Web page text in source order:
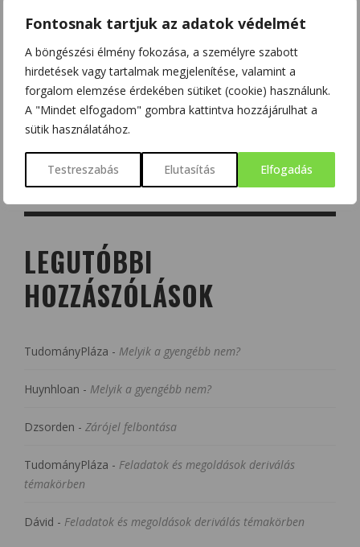
Fontosnak tartjuk az adatok védelmét
A böngészési élmény fokozása, a személyre szabott
hirdetések vagy tartalmak megjelenítése, valamint a
forgalom elemzése érdekében sütiket (cookie) használunk.
A "Mindet elfogadom" gombra kattintva hozzájárulhat a
sütik használatához.
Testreszabás Elutasítás Elfogadás
LEGUTÓBBI
HOZZÁSZÓLÁSOK
TudományPláza - Melyik a gyengébb nem?
Huynhloan - Melyik a gyengébb nem?
Dzsorden - Zárójel felbontása
TudományPláza - Feladatok és megoldások deriválás
témakörben
Dávid - Feladatok és megoldások deriválás témakörben